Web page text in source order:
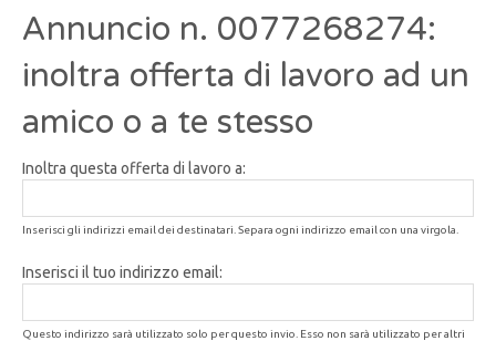
Annuncio n. 0077268274:
inoltra offerta di lavoro ad un
amico o a te stesso
Inoltra questa offerta di lavoro a:
Inserisci gli indirizzi email dei destinatari. Separa ogni indirizzo email con una virgola.
Inserisci il tuo indirizzo email:
Questo indirizzo sarà utilizzato solo per questo invio. Esso non sarà utilizzato per altri